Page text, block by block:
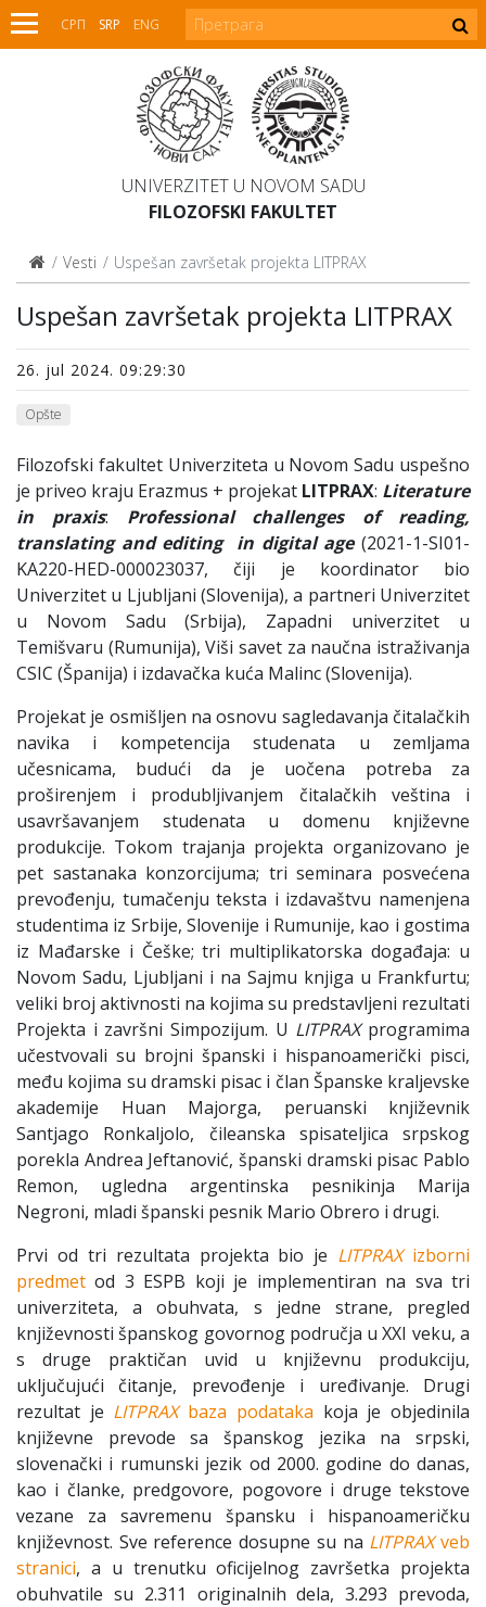
СРП SRP ENG
UNIVERZITET U NOVOM SADU
FILOZOFSKI FAKULTET
Vesti Uspešan završetak projekta LITPRAX
Uspešan završetak projekta LITPRAX
26. jul 2024. 09:29:30
Opšte
Filozofski fakultet Univerziteta u Novom Sadu uspešno
je priveo kraju Erazmus + projekat LITPRAX: Literature
in
praxis: Professional challenges of reading,
translating and editing in digital age(2021-1-SI01-
KA220-HED-000023037, čiji je koordinator bio
Univerzitet u Ljubljani (Slovenija), a partneri Univerzitet
u Novom Sadu (Srbija), Zapadni univerzitet u
Temišvaru (Rumunija), Viši savet za naučna istraživanja
CSIC (Španija) i izdavačka kuća Malinc (Slovenija).
Projekat je osmišljen na osnovu sagledavanja čitalačkih
navika i kompetencija studenata u zemljama
učesnicama, budući da je uočena potreba za
proširenjem i produbljivanjem čitalačkih veština i
usavršavanjem studenata u domenu književne
produkcije. Tokom trajanja projekta organizovano je
pet sastanaka konzorcijuma; tri seminara posvećena
prevođenju, tumačenju teksta i izdavaštvu namenjena
studentima iz Srbije, Slovenije i Rumunije, kao i gostima
iz Mađarske i Češke; tri multiplikatorska događaja: u
Novom Sadu, Ljubljani i na Sajmu knjiga u Frankfurtu;
veliki broj aktivnosti na kojima su predstavljeni rezultati
Projekta i završni Simpozijum. U LITPRAXprogramima
učestvovali su brojni španski i hispanoamerički pisci,
među kojima su dramski pisac i član Španske kraljevske
akademije Huan Majorga, peruanski književnik
Santjago Ronkaljolo, čileanska spisateljica srpskog
porekla Andrea Jeftanović, španski dramski pisac Pablo
Remon, ugledna argentinska pesnikinja Marija
Negroni, mladi španski pesnik Mario Obrero i drugi.
Prvi od tri rezultata projekta bio je LITPRAXizborni
predmet od 3 ESPB koji je implementiran na sva tri
univerziteta, a obuhvata, s jedne strane, pregled
književnosti španskog govornog područja u XXI veku, a
s druge praktičan uvid u književnu produkciju,
uključujući čitanje, prevođenje i uređivanje. Drugi
rezultat je LITPRAXbaza podataka koja je objedinila
književne prevode sa španskog jezika na srpski,
slovenački i rumunski jezik od 2000. godine do danas,
kao i članke, predgovore, pogovore i druge tekstove
vezane za savremenu špansku i hispanoameričku
književnost. Sve reference dosupne su na LITPRAXveb
stranici, a u trenutku oficijelnog završetka projekta
obuhvatile su 2.311 originalnih dela, 3.293 prevoda,